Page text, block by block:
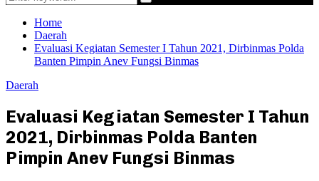
for:
Search
Home
Daerah
Evaluasi Kegiatan Semester I Tahun 2021, Dirbinmas Polda
Banten Pimpin Anev Fungsi Binmas
Daerah
Evaluasi Kegiatan Semester I Tahun
2021, Dirbinmas Polda Banten
Pimpin Anev Fungsi Binmas